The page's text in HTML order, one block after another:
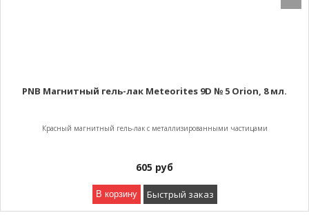
PNB Магнитный гель-лак Meteorites 9D № 5 Orion, 8 мл.
Красный магнитный гель-лак с металлизированными частицами
605 руб
В корзину Быстрый заказ